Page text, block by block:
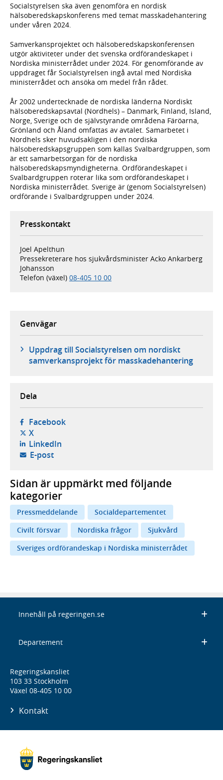
Socialstyrelsen ska även genomföra en nordisk
hälsoberedskapskonferens med temat masskadehantering
under våren 2024.
Samverkansprojektet och hälsoberedskapskonferensen
utgör aktiviteter under det svenska ordförandeskapet i
Nordiska ministerrådet under 2024. För genomförande av
uppdraget får Socialstyrelsen ingå avtal med Nordiska
ministerrådet och ansöka om medel från rådet.
År 2002 undertecknade de nordiska länderna Nordiskt
hälsoberedskapsavtal (Nordhels) – Danmark, Finland, Island,
Norge, Sverige och de självstyrande områdena Färöarna,
Grönland och Åland omfattas av avtalet. Samarbetet i
Nordhels sker huvudsakligen i den nordiska
hälsoberedskapsgruppen som kallas Svalbardgruppen, som
är ett samarbetsorgan för de nordiska
hälsoberedskapsmyndigheterna. Ordförandeskapet i
Svalbardgruppen roterar lika som ordförandeskapet i
Nordiska ministerrådet. Sverige är (genom Socialstyrelsen)
ordförande i Svalbardgruppen under 2024.
Presskontakt
Joel Apelthun
Pressekreterare hos sjukvårdsminister Acko Ankarberg
Johansson
Telefon (växel) 08-405 10 00
Genvägar
Uppdrag till Socialstyrelsen om nordiskt
samverkansprojekt för masskadehantering
Dela
Facebook- öppnas i ny flik, extern webbplats,
X- öppnas i ny flik, extern webbplats,
LinkedIn- öppnas i ny flik, extern webbplats,
E-post- öppnar din e-postklient,
Sidan är uppmärkt med följande
kategorier
Pressmeddelande
Socialdepartementet
Civilt försvar
Nordiska frågor
Sjukvård
Sveriges ordförandeskap i Nordiska ministerrådet
Innehåll på regeringen.se
Departement
Regeringskansliet
103 33 Stockholm
Växel 08-405 10 00
Kontakt